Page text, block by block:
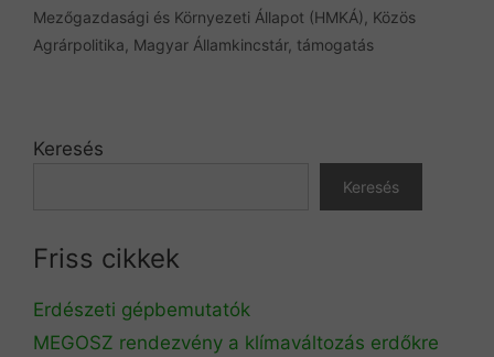
Mezőgazdasági és Környezeti Állapot (HMKÁ) Közös
Agrárpolitika Magyar Államkincstár, támogatás
Keresés
Keresés
Friss cikkek
Erdészeti gépbemutatók
MEGOSZ rendezvény a klímaváltozás erdőkre